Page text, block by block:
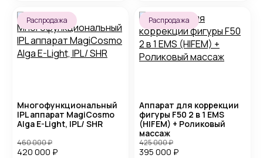
Распродажа
Многофункциональный
IPL аппарат MagiCosmo
Alga E-Light, IPL/ SHR
420 000 ₽
460 000₽
Распродажа
Аппарат для коррекции
фигуры F50 2 в 1 EMS
(HIFEM) + Роликовый
массаж
395 000 ₽
425 000₽